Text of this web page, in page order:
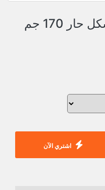
170 جم
اشتري الآن